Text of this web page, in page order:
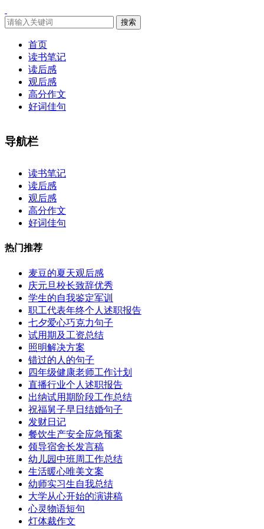
搜索
首页
读书笔记
读后感
观后感
高分作文
好词佳句
导航栏
读书笔记
读后感
观后感
高分作文
好词佳句
热门推荐
麦豆的夏天观后感
庆元旦校长致辞优秀
学生的自我鉴定军训
职工代表年终个人述职报告
七夕爱心巧克力句子
试用期及工资总结
照明解决方案
错过的人的句子
四年级健康老师工作计划
直播行业个人述职报告
出纳试用期阶段工作总结
祝福舅子早日结婚句子
发财日记
餐饮生产安全应急预案
领导宿舍长发言稿
幼儿园中班周工作总结
生活暖心唯美文案
幼师实习生自我总结
大学从心开始的演讲稿
心灵物语短句
灯体裁作文